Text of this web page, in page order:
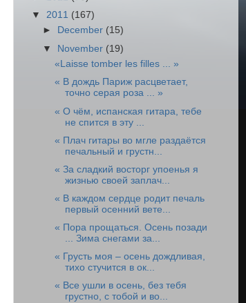
▼ 2011 (167)
►
December (15)
▼ November (19)
«Laisse tomber les filles ... »
« В дождь Париж расцветает,
точно серая роза ... »
« О чём, испанская гитара, тебе
не спится в эту ...
« Плач гитары во мгле раздаётся
печальный и грустн...
« За сладкий восторг упоенья я
жизнью своей заплач...
« В каждом сердце родит печаль
первый осенний вете...
« Пора прощаться. Осень позади
... Зима снегами за...
« Грусть моя – осень дождливая,
тихо стучится в ок...
« Все ушли в осень, без тебя
грустно, с тобой и во...